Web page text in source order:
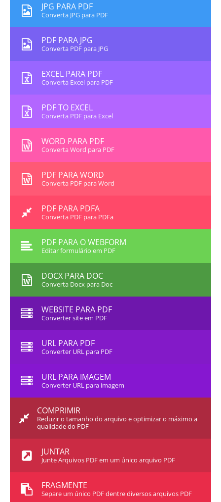
JPG PARA PDF
Converta JPG para PDF
PDF PARA JPG
Converta PDF para JPG
EXCEL PARA PDF
Converta Excel para PDF
PDF TO EXCEL
Converta PDF para Excel
WORD PARA PDF
Converta Word para PDF
PDF PARA WORD
Converta PDF para Word
PDF PARA PDFA
Converta PDF para PDFa
PDF PARA O WEBFORM
Editar formulário em PDF
DOCX PARA DOC
Converta Docx para Doc
WEBSITE PARA PDF
Converter site em PDF
URL PARA PDF
Converter URL para PDF
URL PARA IMAGEM
Converter URL para imagem
COMPRIMIR
Reduzir o tamanho do arquivo e optimizar o máximo a
qualidade do PDF
JUNTAR
Junte Arquivos PDF em um único arquivo PDF
FRAGMENTE
Separe um único PDF dentre diversos arquivos PDF